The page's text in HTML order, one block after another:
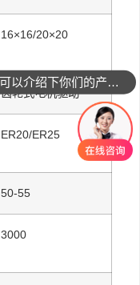
16×16/20×20
齿轮式电机驱动
ER20/ER25
50-55
3000
可以介绍下你们的产品么
你们是怎么收费的呢